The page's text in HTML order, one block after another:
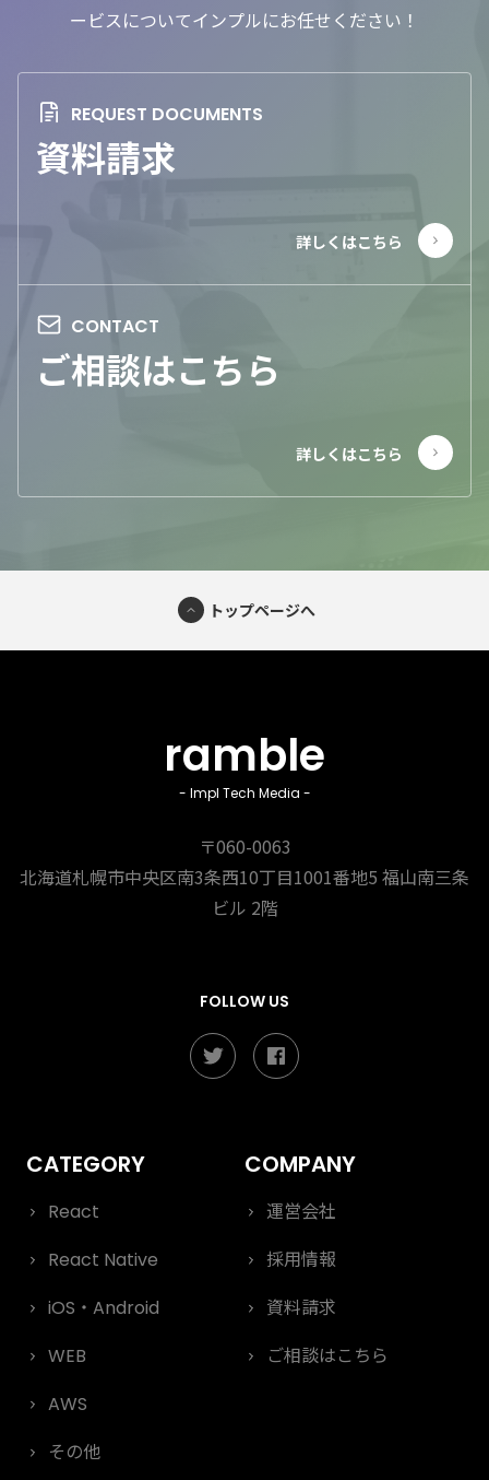
ービスについてインプルにお任せください！
資料請求
ご相談はこちら
トップページへ
ramble
- Impl Tech Media -
〒060-0063
北海道札幌市中央区南3条西10丁目1001番地5 福山南三条
ビル 2階
FOLLOW US
React
React Native
iOS・Android
WEB
AWS
その他
運営会社
採用情報
資料請求
ご相談はこちら